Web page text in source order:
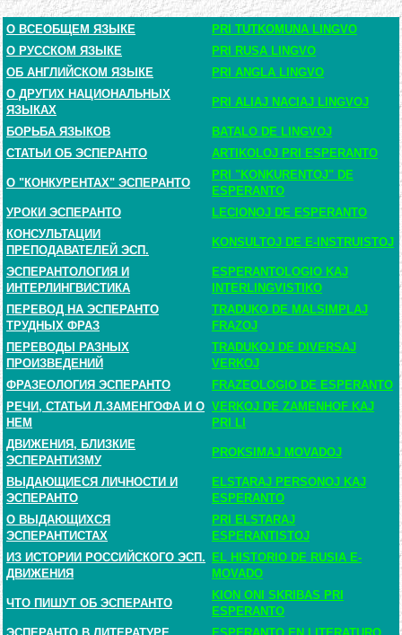
О ВСЕОБЩЕМ ЯЗЫКЕ
PRI TUTKOMUNA LINGVO
О РУССКОМ ЯЗЫКЕ
PRI RUSA LINGVO
ОБ АНГЛИЙСКОМ ЯЗЫКЕ
PRI ANGLA LINGVO
О ДРУГИХ НАЦИОНАЛЬНЫХ
ЯЗЫКАХ
PRI ALIAJ NACIAJ LINGVOJ
БОРЬБА ЯЗЫКОВ
BATALO DE LINGVOJ
СТАТЬИ ОБ ЭСПЕРАНТО
ARTIKOLOJ PRI ESPERANTO
О "КОНКУРЕНТАХ" ЭСПЕРАНТО
PRI "KONKURENTOJ" DE
ESPERANTO
УРОКИ ЭСПЕРАНТО
LECIONOJ DE ESPERANTO
КОНСУЛЬТАЦИИ
ПРЕПОДАВАТЕЛЕЙ ЭСП.
KONSULTOJ DE E-INSTRUISTOJ
ЭСПЕРАНТОЛОГИЯ И
ИНТЕРЛИНГВИСТИКА
ESPERANTOLOGIO KAJ
INTERLINGVISTIKO
ПЕРЕВОД НА ЭСПЕРАНТО
ТРУДНЫХ ФРАЗ
TRADUKO DE MALSIMPLAJ
FRAZOJ
ПЕРЕВОДЫ РАЗНЫХ
ПРОИЗВЕДЕНИЙ
TRADUKOJ DE DIVERSAJ
VERKOJ
ФРАЗЕОЛОГИЯ ЭСПЕРАНТО
FRAZEOLOGIO DE ESPERANTO
РЕЧИ, СТАТЬИ Л.ЗАМЕНГОФА И О
НЕМ
VERKOJ DE ZAMENHOF KAJ
PRI LI
ДВИЖЕНИЯ, БЛИЗКИЕ
ЭСПЕРАНТИЗМУ
PROKSIMAJ MOVADOJ
ВЫДАЮЩИЕСЯ ЛИЧНОСТИ И
ЭСПЕРАНТО
ELSTARAJ PERSONOJ KAJ
ESPERANTO
О ВЫДАЮЩИХСЯ
ЭСПЕРАНТИСТАХ
PRI ELSTARAJ
ESPERANTISTOJ
ИЗ ИСТОРИИ РОССИЙСКОГО ЭСП.
ДВИЖЕНИЯ
EL HISTORIO DE RUSIA E-
MOVADO
ЧТО ПИШУТ ОБ ЭСПЕРАНТО
KION ONI SKRIBAS PRI
ESPERANTO